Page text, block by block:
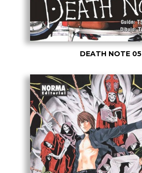
DEATH NOTE 05